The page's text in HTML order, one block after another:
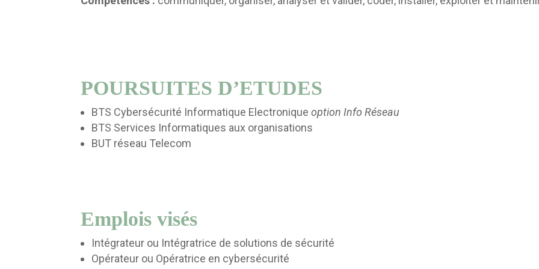
POURSUITES D’ETUDES
BTS Cybersécurité Informatique Electroniqueoption Info Réseau
BTS Services Informatiques aux organisations
BUT réseau Telecom
Emplois visés
Intégrateur ou Intégratrice de solutions de sécurité
Opérateur ou Opératrice en cybersécurité